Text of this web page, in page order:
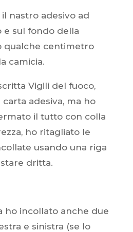
nastro adesivo ad
e sul fondo della
qualche centimetro
camicia.
Vigili del fuoco,
adesiva, ma ho
il tutto con colla
ho ritagliato le
usando una riga
dritta.
ho incollato anche due
e sinistra (se lo